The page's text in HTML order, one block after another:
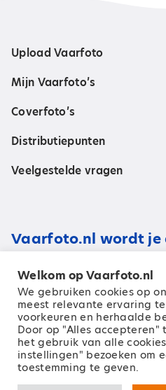
Upload Vaarfoto
Mijn Vaarfoto’s
Coverfoto’s
Distributiepunten
Veelgestelde vragen
Vaarfoto.nl wordt je
© 2026 Zeilen
Welkom op Vaarfoto.nl
We gebruiken cookies op
meest relevante ervaring
voorkeuren en herhaalde
Door op "Alles accepteren"
het gebruik van alle
instellingen" bezoeken om
toestemming te geven.